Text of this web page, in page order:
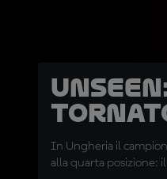
In Ungheria il
alla quarta posizione: